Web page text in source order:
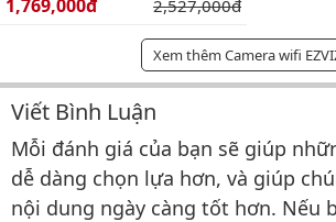
1,769,000đ 2,527,000đ
Xem thêm Camera wifi
Bình luận & Đánh
Viết Bình Luận
Mỗi đánh giá của bạn sẽ giúp
dễ dàng chọn lựa hơn, và giúp
nội dung ngày càng tốt hơn. Nếu